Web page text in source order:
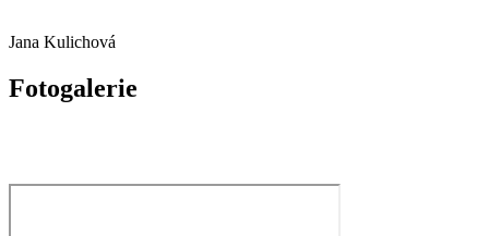
Jana Kulichová
Fotogalerie